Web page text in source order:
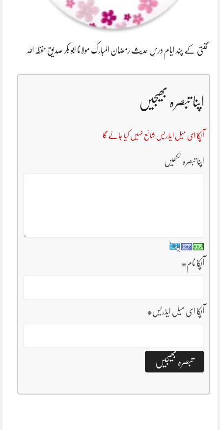
گنتی کے چند ایام درسِ حدیث رمضان المبارک مولانا ابو بکر صدیق حفظہ اللہ
اپنا تبصرہ بھیجیں
آپکا ای میل ایڈریس شائع نہیں کیا جائے گا
اپنا تبصرہ لکھیں
آپکا نام*
آپکا ای میل ایڈریس*